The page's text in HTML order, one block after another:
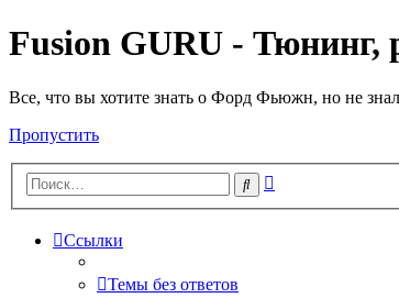
Fusion GURU - Тюнинг,
Все, что вы хотите знать о Форд Фьюжн, но не
Пропустить
Поиск
Ссылки
Темы без ответов